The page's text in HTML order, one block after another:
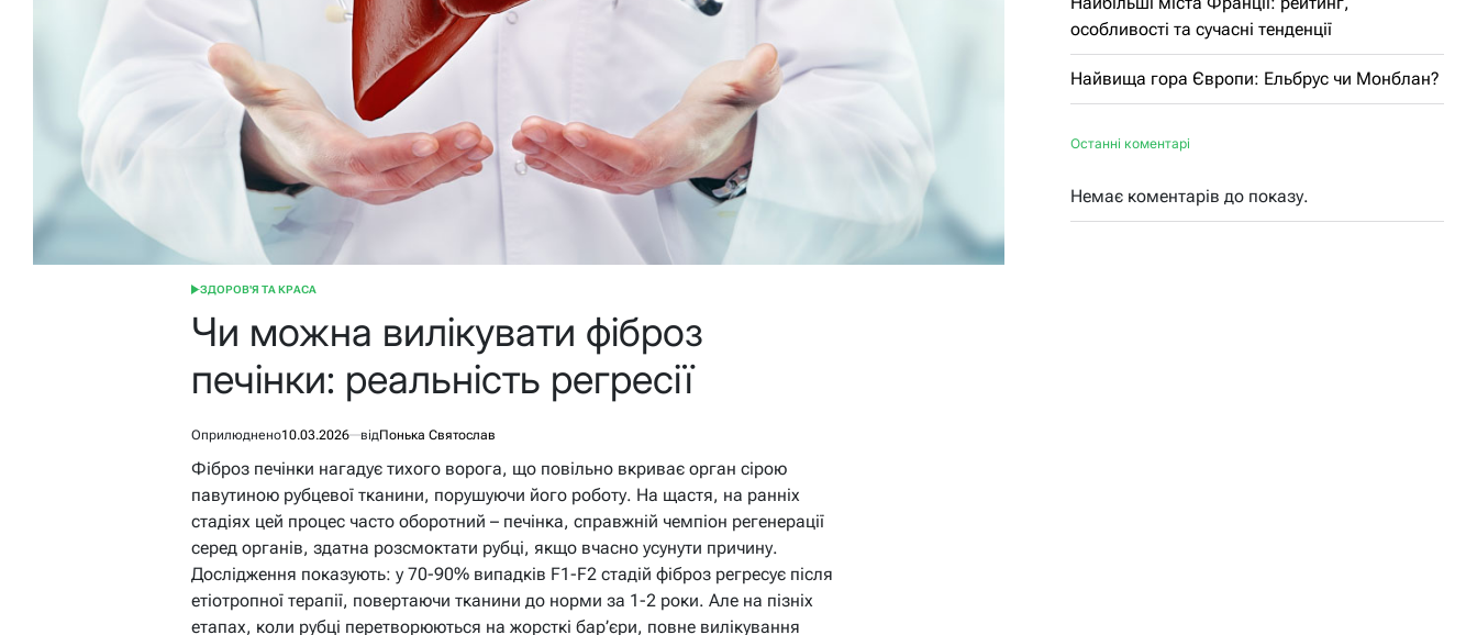
ОПУБЛІКУВАТИ
ЗДОРОВ'Я ТА КРАСА
Чи можна вилікувати фіброз
печінки: реальність регресії
Оприлюднено10.03.2026 відПонька Святослав
Фіброз печінки нагадує тихого ворога, що повільно вкриває орган сірою
павутиною рубцевої тканини, порушуючи його роботу. На щастя, на ранніх
стадіях цей процес часто оборотний – печінка, справжній чемпіон регенерації
серед органів, здатна розсмоктати рубці, якщо вчасно усунути причину.
Дослідження показують: у 70-90% випадків F1-F2 стадій фіброз регресує після
етіотропної терапії, повертаючи тканини до норми за 1-2 роки. Але на пізніх
етапах, коли рубці перетворюються на жорсткі бар’єри, повне вилікування
особливості та сучасні тенденції
Найвища гора Європи: Ельбрус чи Монблан?
Останні коментарі
Немає коментарів до показу.